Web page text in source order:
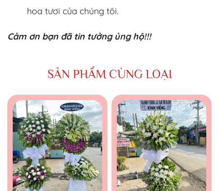
hoa tươi của chúng tôi.
Cảm ơn bạn đã tin tưởng ủng hộ!!!
SẢN PHẨM CÙNG LOẠI